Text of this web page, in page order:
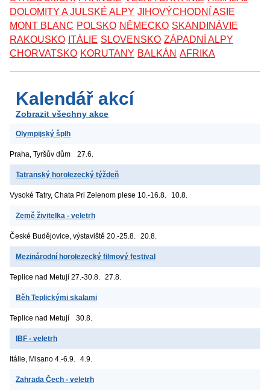
DOLOMITY A JULSKÉ ALPY JIHOVÝCHODNÍ ASIE
MONT BLANC POLSKO NĚMECKO SKANDINÁVIE
RAKOUSKO ITÁLIE SLOVENSKO ZÁPADNÍ ALPY
CHORVATSKO KORUTANY BALKÁN AFRIKA
Kalendář akcí
Zobrazit všechny akce
Olympijský šplh
Praha, Tyršův dům 27.6.
Tatranský horolezecký týždeň
Vysoké Tatry, Chata Pri Zelenom plese 10.-16.8. 10.8.
Země živitelka - veletrh
České Budějovice, výstaviště 20.-25.8. 20.8.
Mezinárodní horolezecký filmový festival
Teplice nad Metují 27.-30.8. 27.8.
Běh Teplickými skalami
Teplice nad Metují 30.8.
IBF - veletrh
Itálie, Misano 4.-6.9. 4.9.
Zahrada Čech - veletrh